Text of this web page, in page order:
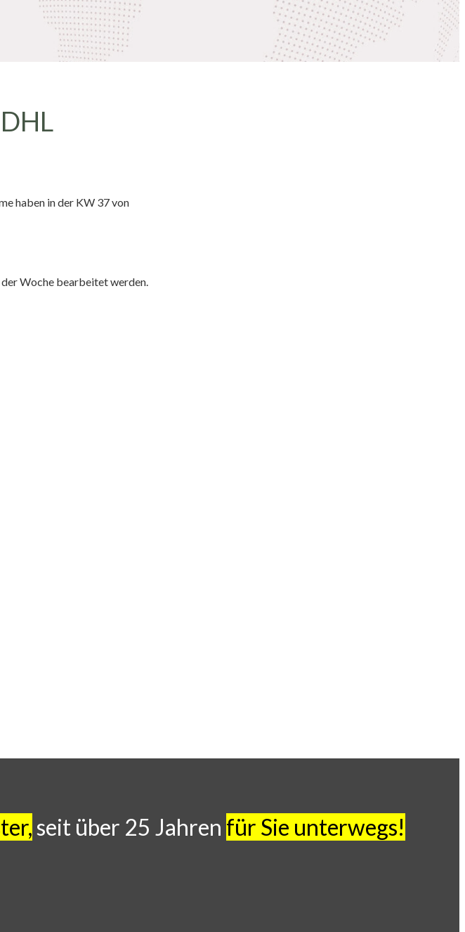
haben in der KW 37 von
Woche bearbeitet werden.
seit über 25 Jahren für Sie unterwegs!